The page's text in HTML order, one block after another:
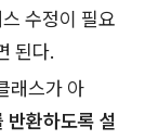
수정이 필요
된다.
래스가 아
반환하도록 설